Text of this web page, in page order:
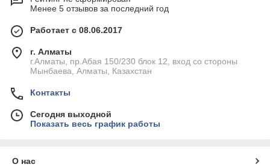
Менее 5 отзывов за последний год
Работает с 08.06.2017
г. Алматы
г.Алматы, пр.Абая 150/230 блок 12, вход со стороны
Мынбаева, Алматы, Казахстан
Контакты
Сегодня выходной
Показать весь график работы
О нас